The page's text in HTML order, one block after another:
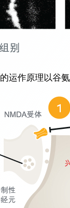
的运作原理以谷